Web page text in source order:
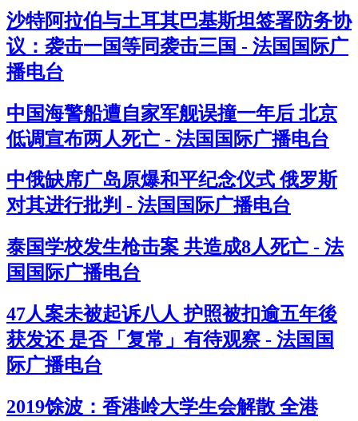
沙特阿拉伯与土耳其巴基斯坦签署防务协
议：袭击一国等同袭击三国 - 法国国际广
播电台
中国海警船遭自家军舰误撞一年后 北京
低调宣布两人死亡 - 法国国际广播电台
中俄缺席广岛原爆和平纪念仪式 俄罗斯
对其进行批判 - 法国国际广播电台
泰国学校发生枪击案 共造成8人死亡 - 法
国国际广播电台
47人案未被起诉八人 护照被扣逾五年後
获发还 是否「复常」有待观察 - 法国国
际广播电台
2019馀波：香港岭大学生会解散 全港